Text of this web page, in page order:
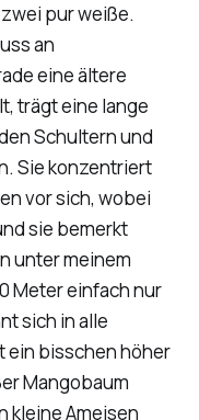
pur weiße.
an
eine ältere
trägt eine lange
Schultern und
Sie konzentriert
vor sich, wobei
sie bemerkt
unter meinem
Meter einfach nur
sich in alle
ein bisschen höher
Mangobaum
kleine Ameisen